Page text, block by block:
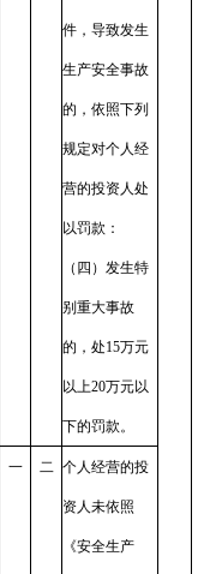
件，导致发生
生产安全事故
的，依照下列
规定对个人经
营的投资人处
以罚款：
（四）发生特
别重大事故
的，处15万元
以上20万元以
下的罚款。
一 二 个人经营的投
资人未依照
《安全生产